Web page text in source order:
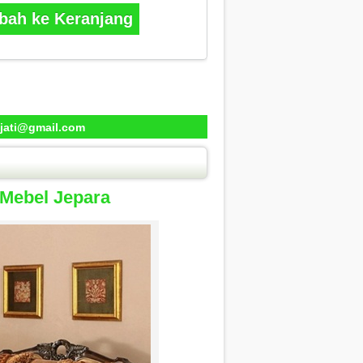
ke Keranjang
Jepara